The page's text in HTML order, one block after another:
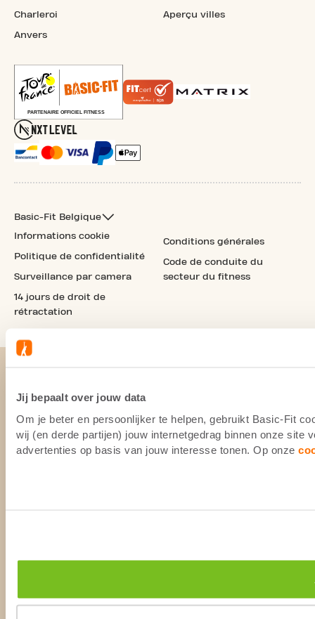
Jij bepaalt over jouw data
Om je beter en persoonlijker te helpen, gebruikt Basic-Fit
wij (en derde partijen) jouw internetgedrag binnen onze site
advertenties op basis van jouw interesse tonen. Op onze
Charleroi
Anvers
Aperçu villes
Basic-Fit Belgique
Informations cookie
Politique de confidentialité
Surveillance par camera
14 jours de droit de
rétractation
Conditions générales
Code de conduite du
secteur du fitness